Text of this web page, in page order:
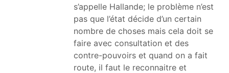
s’appelle Hallande; le problème n’est
pas que l’état décide d’un certain
nombre de choses mais cela doit se
faire avec consultation et des
contre-pouvoirs et quand on a fait
route, il faut le reconnaitre et